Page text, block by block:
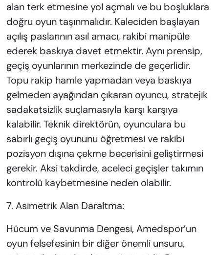
alan terk etmesine yol açmalı ve bu boşluklara
doğru oyun taşınmalıdır. Kaleciden başlayan
açılış paslarının asıl amacı, rakibi manipüle
ederek baskıya davet etmektir. Aynı prensip,
geçiş oyunlarının merkezinde de geçerlidir.
Topu rakip hamle yapmadan veya baskıya
gelmeden ayağından çıkaran oyuncu, stratejik
sadakatsizlik suçlamasıyla karşı karşıya
kalabilir. Teknik direktörün, oyunculara bu
sabırlı geçiş oyununu öğretmesi ve rakibi
pozisyon dışına çekme becerisini geliştirmesi
gerekir. Aksi takdirde, aceleci geçişler takımın
kontrolü kaybetmesine neden olabilir.
7. Asimetrik Alan Daraltma:
Hücum ve Savunma Dengesi, Amedspor’un
oyun felsefesinin bir diğer önemli unsuru,